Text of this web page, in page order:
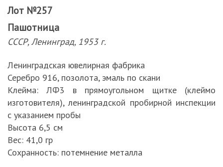
Лот №257
Пашотница
СССР, Ленинград, 1953 г.
Ленинградская ювелирная фабрика
Серебро 916, позолота, эмаль по скани
Клейма: ЛФ3 в прямоугольном щитке (клеймо
изготовителя), ленинградской пробирной инспекции
с указанием пробы
Высота 6,5 см
Вес: 41,0 гр
Сохранность: потемнение металла